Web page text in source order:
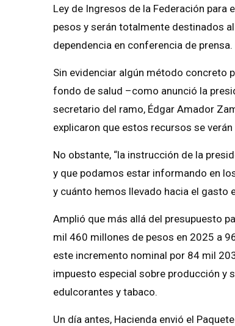
Ley de Ingresos de la Federación
pesos y serán totalmente destinados
dependencia en conferencia de prensa.
Sin evidenciar algún método concreto
fondo de salud –como anunció la
secretario del ramo, Édgar Amador
explicaron que estos recursos se
No obstante, “la instrucción de la
y que podamos estar informando en
y cuánto hemos llevado hacia el gasto
Amplió que más allá del presupuesto
mil 460 millones de pesos en 2025 a
este incremento nominal por 84 mil
impuesto especial sobre producción y
edulcorantes y tabaco.
Un día antes, Hacienda envió el